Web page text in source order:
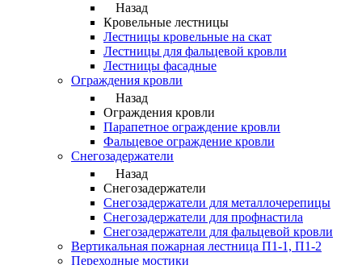
Назад
Кровельные лестницы
Лестницы кровельные на скат
Лестницы для фальцевой кровли
Лестницы фасадные
Ограждения кровли
Назад
Ограждения кровли
Парапетное ограждение кровли
Фальцевое ограждение кровли
Снегозадержатели
Назад
Снегозадержатели
Снегозадержатели для металлочерепицы
Снегозадержатели для профнастила
Снегозадержатели для фальцевой кровли
Вертикальная пожарная лестница П1-1, П1-2
Переходные мостики